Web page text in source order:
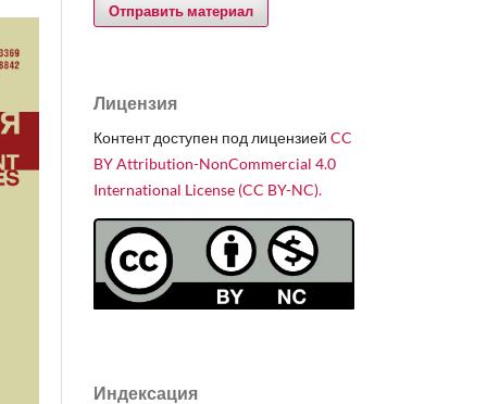
Отправить материал
Лицензия
Контент доступен под лицензией CC
BY Attribution-NonCommercial 4.0
International License (CC BY-NC).
Индексация